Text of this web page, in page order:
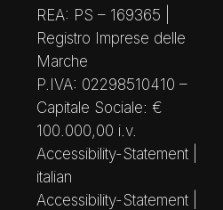
REA: PS – 169365 |
Registro Imprese delle
Marche
P.IVA: 02298510410 –
Capitale Sociale: €
100.000,00 i.v.
Accessibility-Statement |
italian
Accessibility-Statement |